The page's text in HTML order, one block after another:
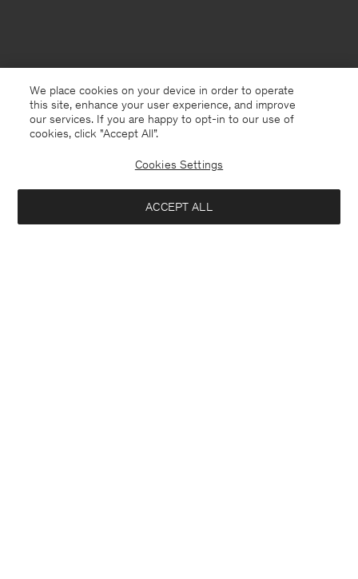
Germany Deutsch
We place cookies on your device in order to operate
this site, enhance your user experience, and improve
our services. If you are happy to opt-in to our use of
cookies, click "Accept All”.
Cookies Settings
ACCEPT ALL